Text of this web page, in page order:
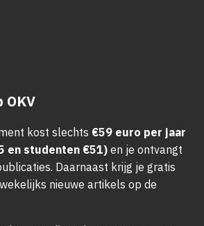
OKV
kost slechts €59 euro per jaar
en studenten €51) en je ontvangt
Daarnaast krijg je gratis
nieuwe artikels op de